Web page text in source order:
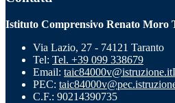
Istituto Comprensivo Renato Moro
Via Lazio, 27 - 74121 Taranto
Tel: Tel. +39 099 338679
Email: taic84000v@istruzione.it
PEC:
C.F.: 90214390735